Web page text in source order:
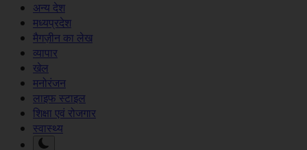
अन्य देश
मध्यप्रदेश
मैगज़ीन का लेख
व्यापार
खेल
मनोरंजन
लाइफ स्टाइल
शिक्षा एवं रोजगार
स्वास्थ्य